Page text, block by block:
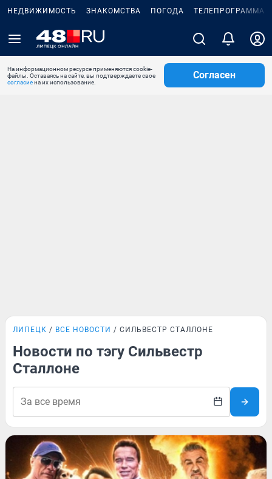
НЕДВИЖИМОСТЬ ЗНАКОМСТВА ПОГОДА ТЕЛЕПРОГРАММА
На информационном ресурсе применяются cookie-
файлы. Оставаясь на сайте, вы подтверждаете свое
согласиена их использование.
Согласен
ЛИПЕЦК ВСЕ НОВОСТИ СИЛЬВЕСТР СТАЛЛОНЕ
Новости по тэгу Сильвестр
Сталлоне